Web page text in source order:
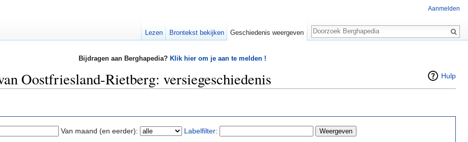
Bijdragen aan Berghapedia? Klik hier om je aan te melden !
Hulp
Oostfriesland-Rietberg: versiegeschiedenis
Van maand (en eerder): Labelfilter:
Aanmelden
Lezen Brontekst bekijken Geschiedenis weergeven
Zoeken